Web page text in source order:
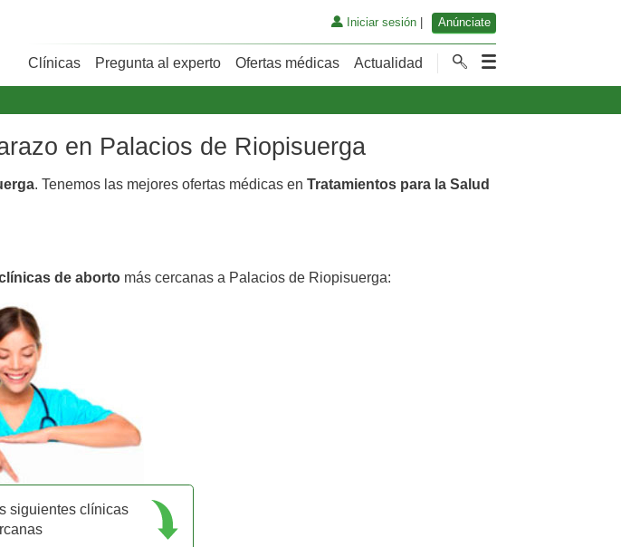
Iniciar sesión| Anúnciate
Clínicas Pregunta al experto Ofertas médicas Actualidad
en Palacios de Riopisuerga
. Tenemos las mejores ofertas médicas en Tratamientos para la Salud
de aborto más cercanas a Palacios de Riopisuerga:
siguientes clínicas